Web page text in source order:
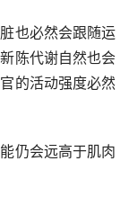
也必然会跟随运
陈代谢自然也会
的活动强度必然
仍会远高于肌肉